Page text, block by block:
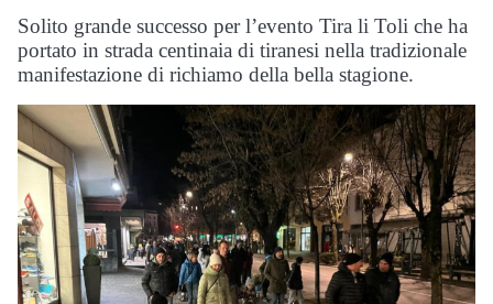
Solito grande successo per l’evento Tira li Toli che ha
portato in strada centinaia di tiranesi nella tradizionale
manifestazione di richiamo della bella stagione.